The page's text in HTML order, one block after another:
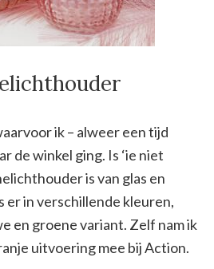
ik – alweer een tijd
de winkel ging. Is ‘ie niet
is van glas en
er in verschillende kleuren,
en groene variant. Zelf nam ik
uitvoering mee bij Action.